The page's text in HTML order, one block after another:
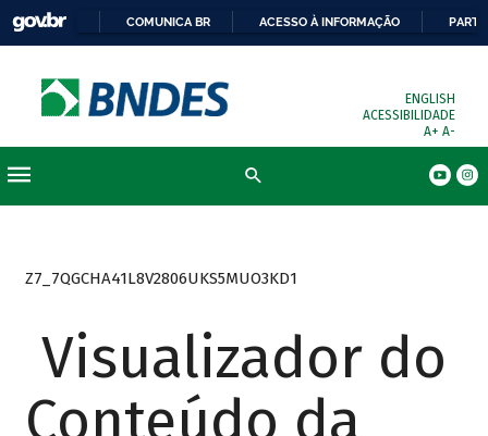
COMUNICA BR ACESSO À INFORMAÇÃO
ENGLISH
ACESSIBILIDADE
A+ A-
Z7_7QGCHA41L8V2806UKS5MUO3KD1
Visualizador do
Conteúdo da